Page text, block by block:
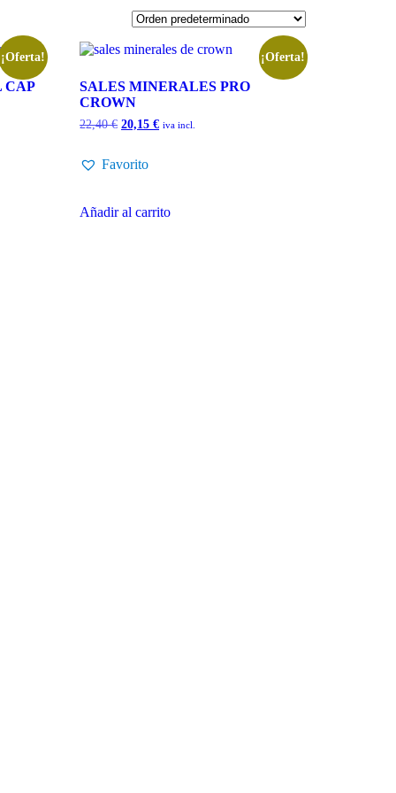
¡Oferta!
CAP
¡Oferta!
SALES MINERALES PRO
CROWN
22,40€ 20,15€ iva incl.
Favorito
Añadir al carrito